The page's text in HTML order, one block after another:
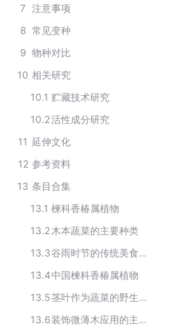
7 注意事项
8 常见变种
9 物种对比
10 相关研究
10.1 贮藏技术研究
10.2活性成分研究
11 延伸文化
12 参考资料
13 条目合集
13.1 楝科香椿属植物
13.2木本蔬菜的主要种类
13.3
谷雨时节的传统美食食材
13.4中国楝科香椿属植物
13.5
茎叶作为蔬菜的野生蔬菜类植物
13.6
装饰微薄木应用的主要木材